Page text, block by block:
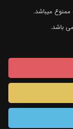
میباشد.
باشد.